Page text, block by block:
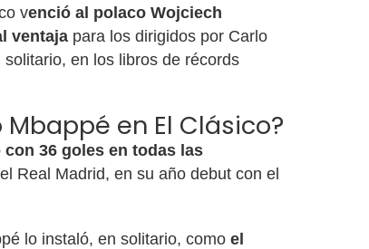
venció al polaco Wojciech
ventaja para los dirigidos por Carlo
en los libros de récords
en El Clásico?
36 goles en todas las
Real Madrid, en su año debut con el
lo instaló, en solitario, como el